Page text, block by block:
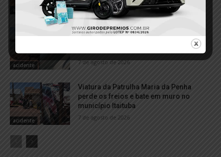
7 de agosto de 2026
acidente
Balsa com calcário perde controle e
colide com embarcação no Porto de
7 de agosto de 2026
acidente
Viatura da Patrulha Maria da Penha
perde os freios e bate em muro no
município Itaituba
7 de agosto de 2026